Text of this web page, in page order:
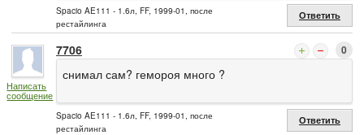
Spacio AE111 - 1.6л, FF, 1999-01, после
рестайлинга
Ответить
Написать
сообщение
7706 0
снимал сам? гемороя много ?
Spacio AE111 - 1.6л, FF, 1999-01, после
рестайлинга
Ответить